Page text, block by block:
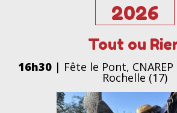
2026
Tout ou
16h30| Fête le Pont,
Rochelle (17)